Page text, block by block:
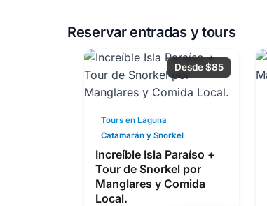
Reservar entradas y tours
Desde $85
Tours en Laguna
Catamarán y Snorkel
Increíble Isla Paraíso +
Tour de Snorkel por
Manglares y Comida
Local.